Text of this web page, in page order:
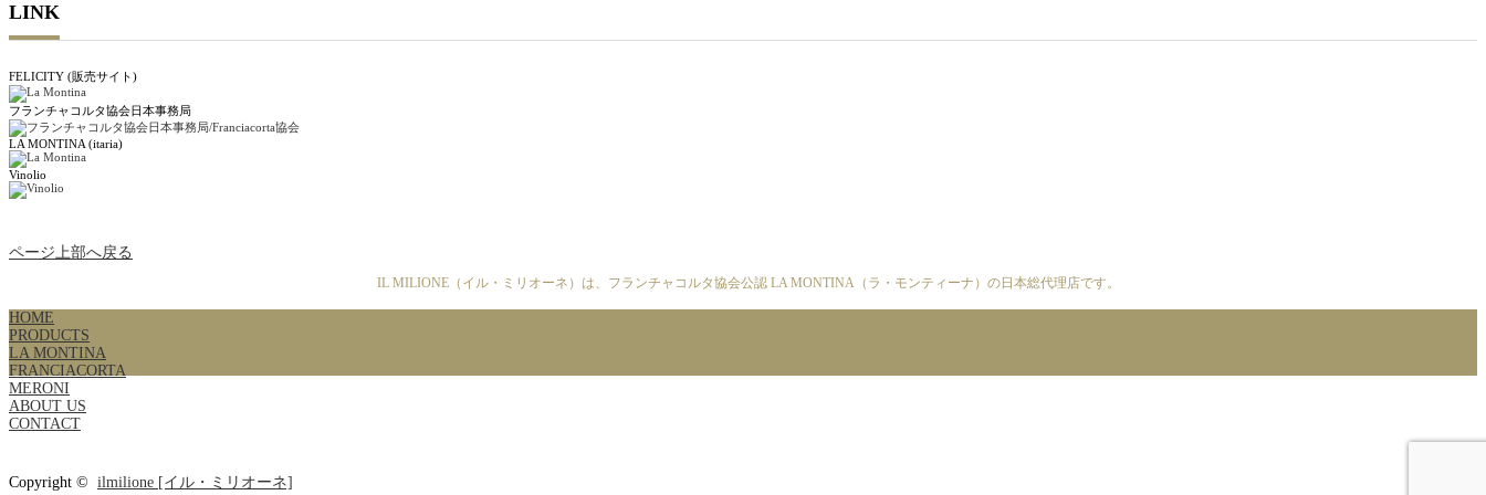
LINK
FELICITY (販売サイト)
フランチャコルタ協会日本事務局
LA MONTINA (itaria)
Vinolio
ページ上部へ戻る
IL MILIONE（イル・ミリオーネ）は、フランチャコルタ協会公認 LA MONTINA（ラ・モンティーナ）の日本総代理店です。
HOME
PRODUCTS
LA MONTINA
FRANCIACORTA
MERONI
ABOUT US
CONTACT
Copyright © ilmilione [イル・ミリオーネ]